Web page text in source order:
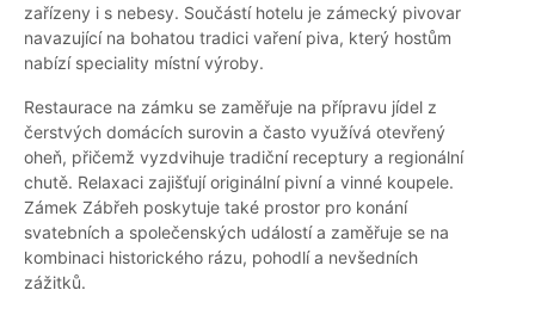
zařízeny i s nebesy. Součástí hotelu je zámecký pivovar
navazující na bohatou tradici vaření piva, který hostům
nabízí speciality místní výroby.
Restaurace na zámku se zaměřuje na přípravu jídel z
čerstvých domácích surovin a často využívá otevřený
oheň, přičemž vyzdvihuje tradiční receptury a regionální
chutě. Relaxaci zajišťují originální pivní a vinné koupele.
Zámek Zábřeh poskytuje také prostor pro konání
svatebních a společenských událostí a zaměřuje se na
kombinaci historického rázu, pohodlí a nevšedních
zážitků.